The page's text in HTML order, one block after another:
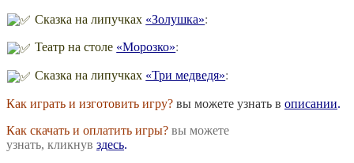
Сказка на липучках «Золушка»:
Театр на столе «Морозко»:
Сказка на липучках «Три медведя»:
Как играть и изготовить игру? вы можете узнать в описании.
Как скачать и оплатить игры? вы можете
узнать, кликнув здесь.